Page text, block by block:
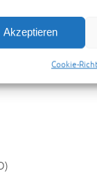
Akzeptieren
Cookie-